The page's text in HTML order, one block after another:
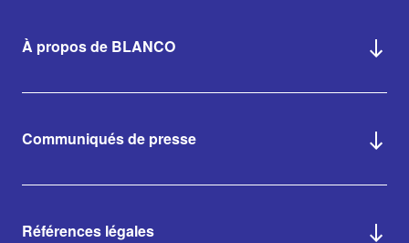
À propos de BLANCO
Communiqués de presse
Références légales